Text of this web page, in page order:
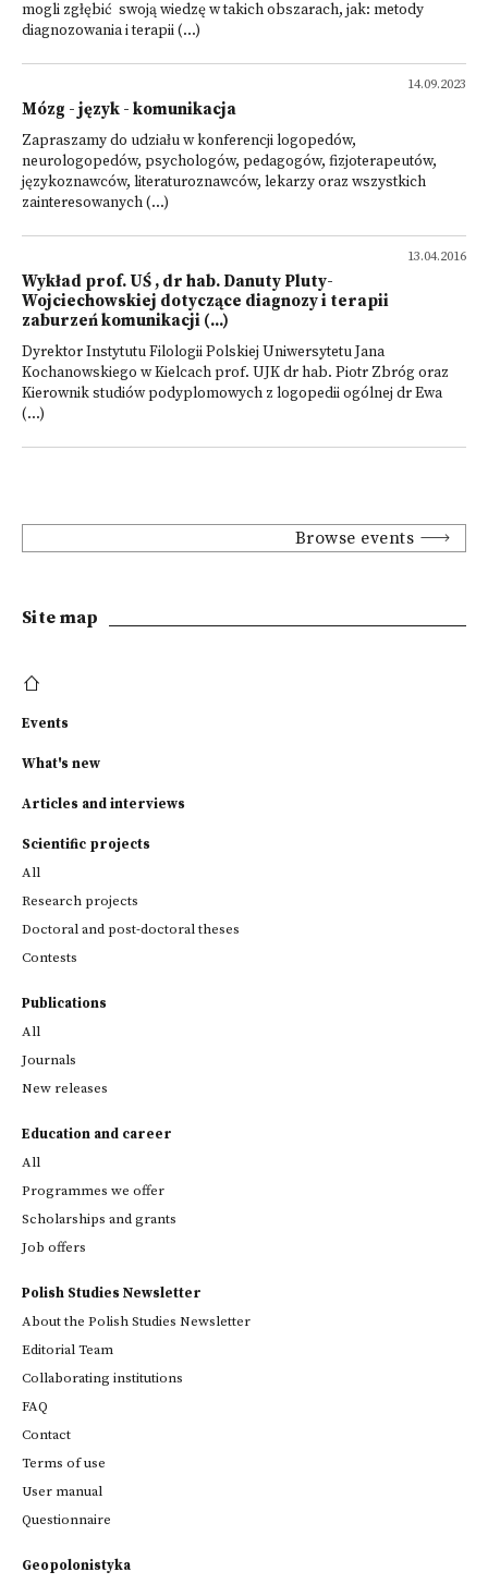
mogli zgłębić swoją wiedzę w takich obszarach, jak: metody
diagnozowania i terapii (...)
14.09.2023
Mózg - język - komunikacja
Zapraszamy do udziału w konferencji logopedów,
neurologopedów, psychologów, pedagogów, fizjoterapeutów,
językoznawców, literaturoznawców, lekarzy oraz wszystkich
zainteresowanych (...)
13.04.2016
Wykład prof. UŚ , dr hab. Danuty Pluty-
Wojciechowskiej dotyczące diagnozy i terapii
zaburzeń komunikacji (...)
Dyrektor Instytutu Filologii Polskiej Uniwersytetu Jana
Kochanowskiego w Kielcach prof. UJK dr hab. Piotr Zbróg oraz
Kierownik studiów podyplomowych z logopedii ogólnej dr Ewa
(...)
Browse events
Site map
Events
What's new
Articles and interviews
Scientific projects
All
Research projects
Doctoral and post-doctoral theses
Contests
Publications
All
Journals
New releases
Education and career
All
Programmes we offer
Scholarships and grants
Job offers
Polish Studies Newsletter
About the Polish Studies Newsletter
Editorial Team
Collaborating institutions
FAQ
Contact
Terms of use
User manual
Questionnaire
Geopolonistyka